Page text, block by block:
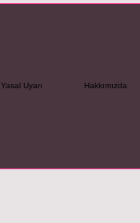
Yasal Uyarı Hakkımızda